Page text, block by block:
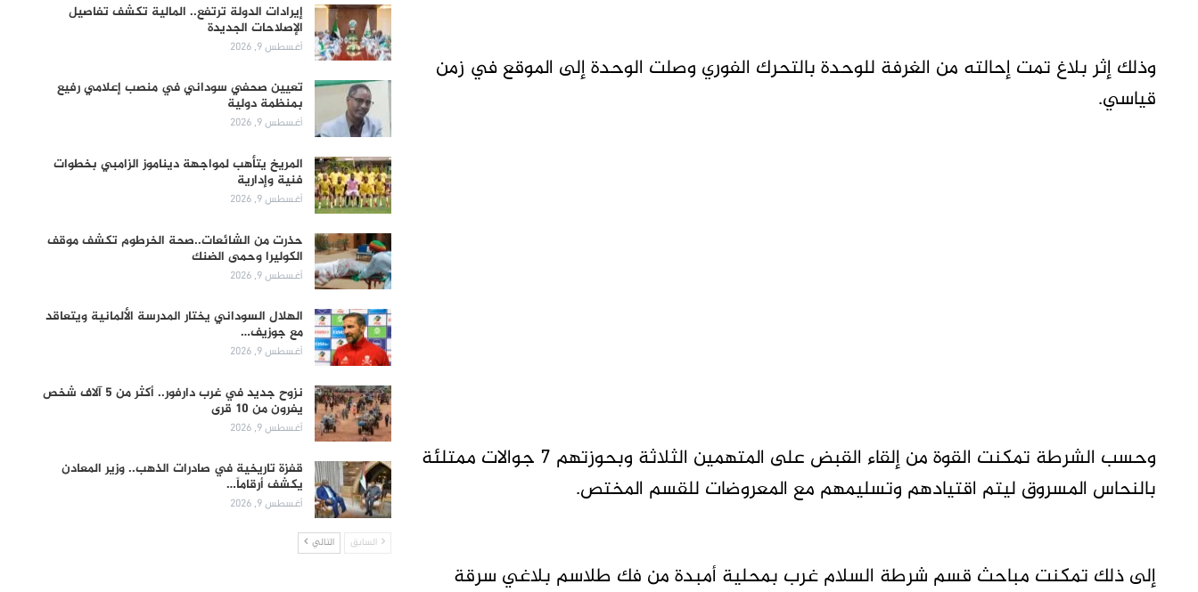
وذلك إثر بلاغ تمت إحالته من الغرفة للوحدة بالتحرك الفوري وصلت الوحدة إلى الموقع في زمن
قياسي.
وحسب الشرطة تمكنت القوة من إلقاء القبض على المتهمين الثلاثة وبحوزتهم 7 جوالات ممتلئة
بالنحاس المسروق ليتم اقتيادهم وتسليمهم مع المعروضات للقسم المختص.
إلى ذلك تمكنت مباحث قسم شرطة السلام غرب بمحلية أمبدة من فك طلاسم بلاغي سرقة
إيرادات الدولة ترتفع.. المالية تكشف تفاصيل
الإصلاحات الجديدة
أغسطس 9, 2026
تعيين صحفي سوداني في منصب إعلامي رفيع
بمنظمة دولية
أغسطس 9, 2026
المريخ يتأهب لمواجهة ديناموز الزامبي بخطوات
فنية وإدارية
أغسطس 9, 2026
حذرت من الشائعات..صحة الخرطوم تكشف موقف
الكوليرا وحمى الضنك
أغسطس 9, 2026
الهلال السوداني يختار المدرسة الألمانية ويتعاقد
مع جوزيف…
أغسطس 9, 2026
نزوح جديد في غرب دارفور.. أكثر من 5 آلاف شخص
يفرون من 10 قرى
أغسطس 9, 2026
قفزة تاريخية في صادرات الذهب.. وزير المعادن
يكشف أرقاماً…
أغسطس 9, 2026
السابق التالي